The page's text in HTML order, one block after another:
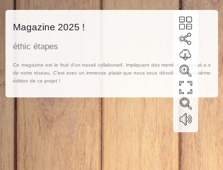
Magazine 2025 !
éthic étapes
Ce magazine est le fruit d'un travail collaboratif, impliquant des membres engagé.e.s
de notre réseau. C’est avec un immense plaisir que nous vous dévoilons la deuxième
édition de ce projet !